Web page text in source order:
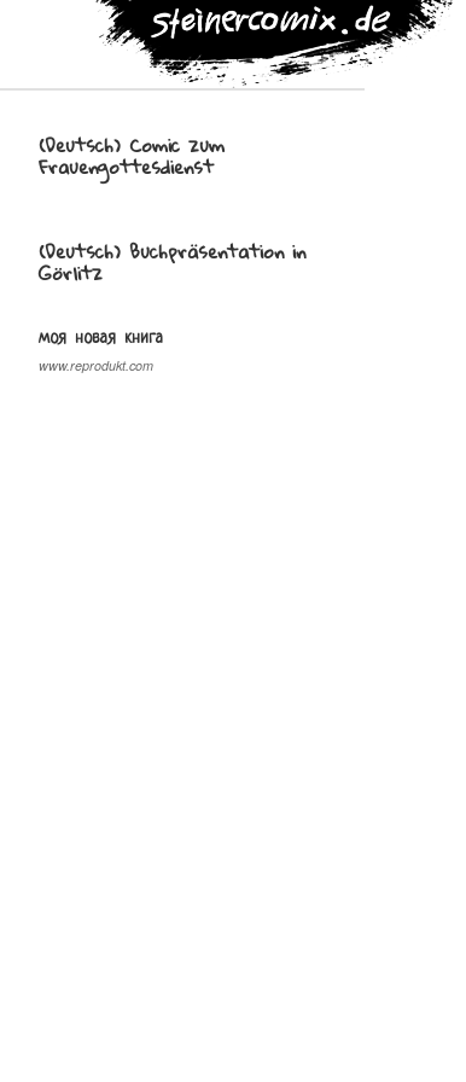
(Deutsch) Comic zum
Frauengottesdienst
(Deutsch) Buchpräsentation in
Görlitz
моя новая книга
www.reprodukt.com